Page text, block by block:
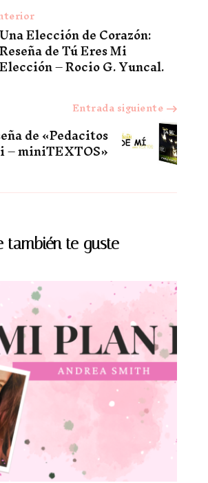
Una Elección de Corazón:
Reseña de Tú Eres Mi
Elección – Rocio G. Yuncal.
Entrada siguiente
de «Pedacitos
– miniTEXTOS»
también te guste